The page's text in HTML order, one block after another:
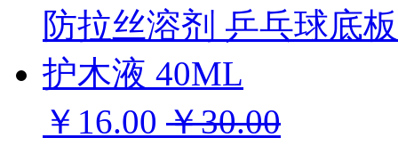
￥16.00 ￥30.00